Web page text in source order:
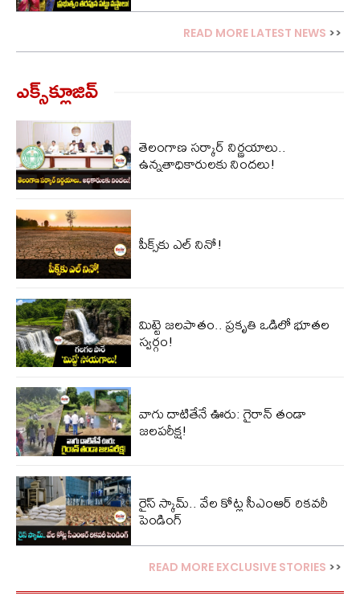
READ MORE LATEST NEWS >>
ఎక్స్‌క్లూజివ్‌
తెలంగాణ సర్కార్ నిర్ణయాలు..
ఉన్నతాధికారులకు నిందలు!
పీక్స్‌కు ఎల్‌ నినో!
మిట్టె జలపాతం.. ప్రకృతి ఒడిలో భూతల
స్వర్గం!
వాగు దాటితేనే ఊరు: గైరాన్ తండా
జలపరీక్ష!
రైస్ స్కామ్.. వేల కోట్ల‌ సీఎంఆర్ రికవరీ
పెండింగ్
READ MORE EXCLUSIVE STORIES >>